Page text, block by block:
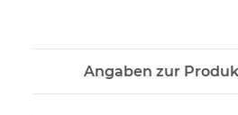
Angaben zur